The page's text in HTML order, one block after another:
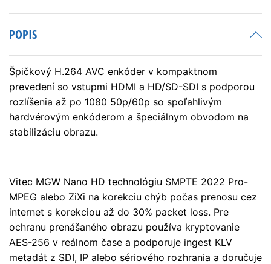
POPIS
Špičkový H.264 AVC enkóder v kompaktnom
prevedení so vstupmi HDMI a HD/SD-SDI s podporou
rozlíšenia až po 1080 50p/60p so spoľahlivým
hardvérovým enkóderom a špeciálnym obvodom na
stabilizáciu obrazu.
Vitec MGW Nano HD technológiu SMPTE 2022 Pro-
MPEG alebo ZiXi na korekciu chýb počas prenosu cez
internet s korekciou až do 30% packet loss. Pre
ochranu prenášaného obrazu používa kryptovanie
AES-256 v reálnom čase a podporuje ingest KLV
metadát z SDI, IP alebo sériového rozhrania a doručuje